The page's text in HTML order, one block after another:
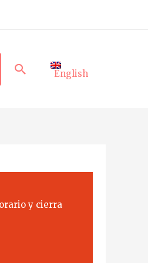
BuscarEnglish
y cierra